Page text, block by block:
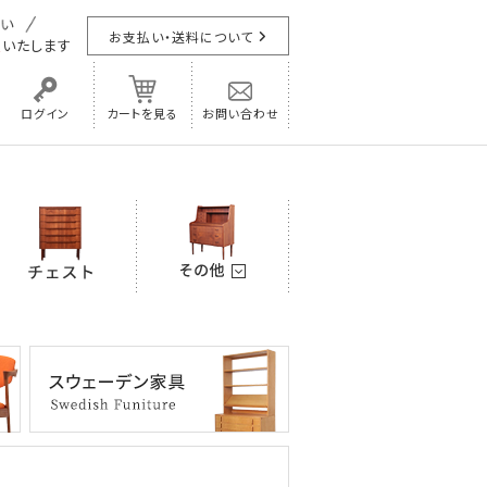
いたします お支払い・送料について
ログイン カートを見る お問い合わせ